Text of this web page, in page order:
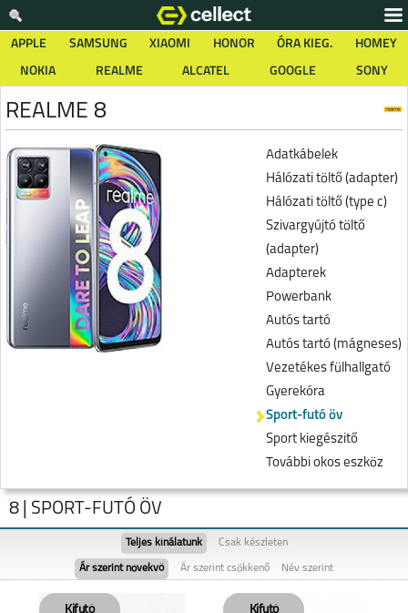
APPLE SAMSUNG XIAOMI HONOR ÓRA KIEG.
HOMEY
NOKIA
REALME ALCATEL GOOGLE SONY
REALME 8
Adatkábelek
Hálózati töltő (adapter)
Hálózati töltő (type c)
Szivargyújtó töltő
(adapter)
Adapterek
Powerbank
Autós tartó
Autós tartó (mágneses)
Vezetékes fülhallgató
Gyerekóra
Sport-futó öv
Sport kiegészitő
További okos eszköz
8 | SPORT-FUTÓ ÖV
Teljes kínálatunk Csak készleten
Ár szerint növekvő Ár szerint csökkenő Név szerint